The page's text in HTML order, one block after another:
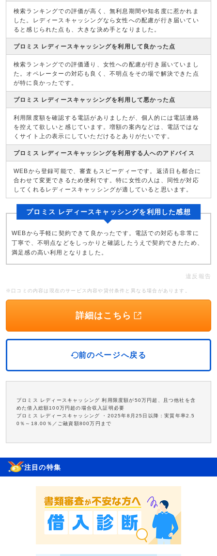
検索ランキングでの評価が高く、無利息期間や知名度に惹かれま
した。レディースキャッシングなら女性への配慮が行き届いてい
ると感じられた点も、大きな決め手となりました。
プロミス レディースキャッシングを利用して良かった点
検索ランキングでの評価通り、女性への配慮が行き届いていまし
た。オペレーターの対応も良く、不明点をその場で解決できた点
が特に良かったです。
プロミス レディースキャッシングを利用して悪かった点
利用限度額を確認する電話がありましたが、個人的には電話連絡
を控えて欲しいと感じています。増額の案内などは、電話ではな
くサイト上の表示にしていただけるとありがたいです。
プロミス レディースキャッシングを利用する人へのアドバイス
WEBから登録可能で、審査もスピーディーです。返済日も都合に
合わせて変更できるため便利です。特に女性の人は、同性が対応
してくれるレディースキャッシングが適していると思います。
プロミス レディースキャッシングを利用した感想
WEBから手軽に契約できて良かったです。電話での対応も非常に
丁寧で、不明点などをしっかりと確認したうえで契約できたため、
満足感の高い利用となりました。
違反報告
※口コミの内容は現在のサービス内容や貸付条件と異なる場合があります。
詳細はこちら
前のページへ戻る
プロミス レディースキャッシング 利用限度額が50万円超、且つ他社を含
めた借入総額100万円超の場合収入証明必要
プロミス レディースキャッシング ・2025年8月25日以降：実質年率2.5
0％～18.00％／ご融資額800万円まで
注目の特集